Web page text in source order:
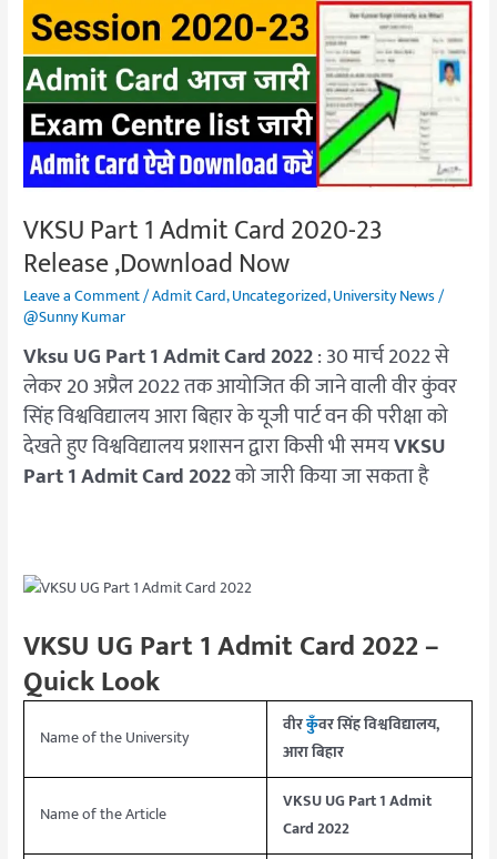
VKSU Part 1 Admit Card 2020-23
Release ,Download Now
Leave a Comment/Admit Card,Uncategorized,University News/
@Sunny Kumar
Vksu UG Part 1 Admit Card 2022: 30 मार्च 2022 से
लेकर 20 अप्रैल 2022 तक आयोजित की जाने वाली वीर कुंवर
सिंह विश्वविद्यालय आरा बिहार के यूजी पार्ट वन की परीक्षा को
देखते हुए विश्वविद्यालय प्रशासन द्वारा किसी भी समयVKSU
Part 1 Admit Card 2022को जारी किया जा सकता है
VKSU UG Part 1 Admit Card 2022 –
Quick Look
Name of the University
वीरकुँवर सिंह विश्वविद्यालय,
आरा बिहार
Name of the Article
VKSU UG Part 1 Admit
Card 2022
Card
2020-
23
Release
,Download
Now